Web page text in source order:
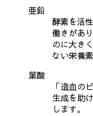
亜鉛
酵素を活
働きがあ
のに大き
ない栄養素
葉酸
「造血の
生成を助
します。